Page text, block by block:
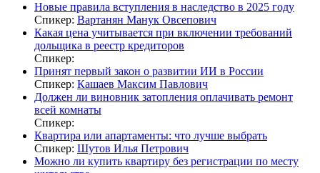
Новые правила вступления в наследство в 2025 году
Спикер: Вартанян Манук Овсепович
Какая цена учитывается при включении требований
дольщика в реестр кредиторов
Спикер:
Принят первый закон о развитии ИИ в России
Спикер: Кашаев Максим Павлович
Должен ли виновник затопления оплачивать ремонт
всей комнаты
Спикер:
Квартира или апартаменты: что лучше выбрать
Спикер: Шутов Илья Петрович
Можно ли купить квартиру без регистрации по месту